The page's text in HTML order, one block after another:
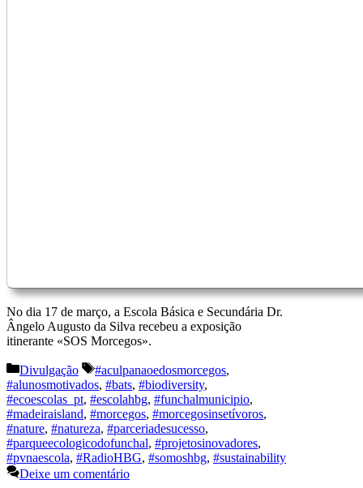
No dia 17 de março, a Escola Básica e Secundária Dr.
Ângelo Augusto da Silva recebeu a exposição
itinerante «SOS Morcegos».
Categorias
Divulgação Etiquetas
#aculpanaoedosmorcegos,
#alunosmotivados, #bats, #biodiversity,
#ecoescolas_pt, #escolahbg, #funchalmunicipio,
#madeiraisland, #morcegos, #morcegosinsetívoros,
#nature, #natureza, #parceriadesucesso,
#parqueecologicodofunchal, #projetosinovadores,
#pvnaescola, #RadioHBG, #somoshbg, #sustainability
Deixe um comentário